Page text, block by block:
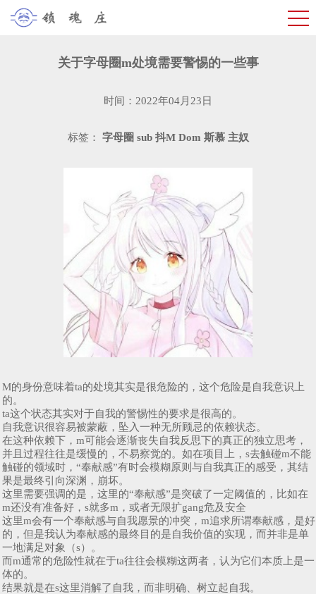
关于字母圈m处境需要警惕的一些事
时间：2022年04月23日
标签： 字母圈 sub 抖M Dom 斯慕 主奴
M的身份意味着ta的处境其实是很危险的，这个危险是自我意识上
的。
ta这个状态其实对于自我的警惕性的要求是很高的。
自我意识很容易被蒙蔽，坠入一种无所顾忌的依赖状态。
在这种依赖下，m可能会逐渐丧失自我反思下的真正的独立思考，
并且过程往往是缓慢的，不易察觉的。如在项目上，s去触碰m不能
触碰的领域时，“奉献感”有时会模糊原则与自我真正的感受，其结
果是最终引向深渊，崩坏。
这里需要强调的是，这里的“奉献感”是突破了一定阈值的，比如在
m还没有准备好，s就多m，或者无限扩gang危及安全
这里m会有一个奉献感与自我愿景的冲突，m追求所谓奉献感，是好
的，但是我认为奉献感的最终目的是自我价值的实现，而并非是单
一地满足对象（s）。
而m通常的危险性就在于ta往往会模糊这两者，认为它们本质上是一
体的。
结果就是在s这里消解了自我，而非明确、树立起自我。